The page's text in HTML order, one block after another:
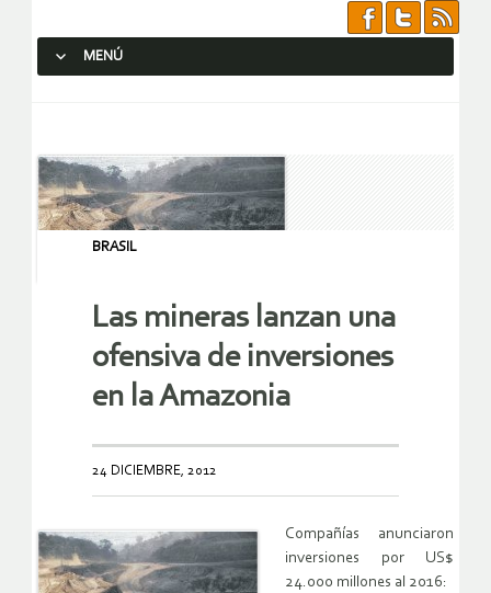
MENÚ
BRASIL
Las mineras lanzan una
ofensiva de inversiones
en la Amazonia
24 DICIEMBRE, 2012
Compañías anunciaron
inversiones por US$
24.000 millones al 2016: